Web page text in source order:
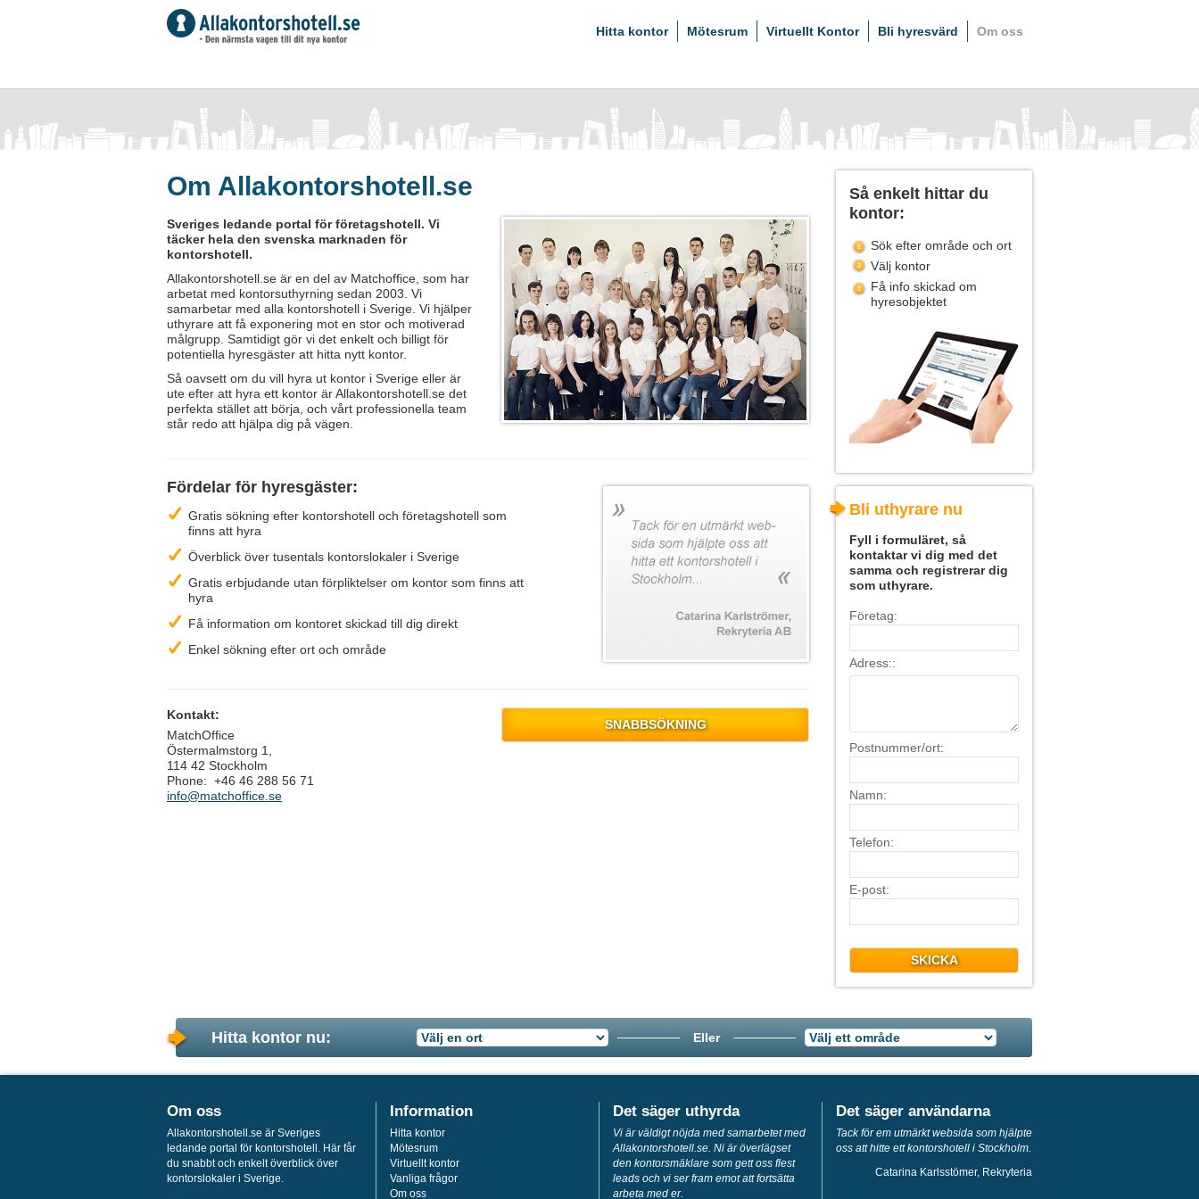
Hitta kontor Mötesrum Virtuellt Kontor Bli hyresvärd Om oss
Om Allakontorshotell.se
Sveriges ledande portal för företagshotell. Vi
täcker hela den svenska marknaden för
kontorshotell.
Allakontorshotell.se är en del av Matchoffice, som har
arbetat med kontorsuthyrning sedan 2003. Vi
samarbetar med alla kontorshotell i Sverige. Vi hjälper
uthyrare att få exponering mot en stor och motiverad
målgrupp. Samtidigt gör vi det enkelt och billigt för
potentiella hyresgäster att hitta nytt kontor.
Så oavsett om du vill hyra ut kontor i Sverige eller är
ute efter att hyra ett kontor är Allakontorshotell.se det
perfekta stället att börja, och vårt professionella team
står redo att hjälpa dig på vägen.
Fördelar för hyresgäster:
Gratis sökning efter kontorshotell och företagshotell som
finns att hyra
Överblick över tusentals kontorslokaler i Sverige
Gratis erbjudande utan förpliktelser om kontor som finns att
hyra
Få information om kontoret skickad till dig direkt
Enkel sökning efter ort och område
Kontakt:
MatchOffice
Östermalmstorg 1,
114 42 Stockholm
Phone: +46 46 288 56 71
info@matchoffice.se
SNABBSÖKNING
Så enkelt hittar du
kontor:
Sök efter område och ort
Välj kontor
Få info skickad om
hyresobjektet
Bli uthyrare nu
Fyll i formuläret, så
kontaktar vi dig med det
samma och registrerar dig
som uthyrare.
Företag:
Adress::
Postnummer/ort:
Namn:
Telefon:
E-post:
SKICKA
Hitta kontor nu: Eller
Om oss
Allakontorshotell.se är Sveriges
ledande portal för kontorshotell. Här får
du snabbt och enkelt överblick över
kontorslokaler i Sverige.
Information
Hitta kontor
Mötesrum
Virtuellt kontor
Vanliga frågor
Om oss
Det säger uthyrda
Vi är väldigt nöjda med samarbetet med
Allakontorshotell.se. Ni är överlägset
den kontorsmäklare som gett oss flest
leads och vi ser fram emot att fortsätta
arbeta med er.
Det säger användarna
Tack för em utmärkt websida som hjälpte
oss att hitte ett kontorshotell i Stockholm.
Catarina Karlsstömer, Rekryteria